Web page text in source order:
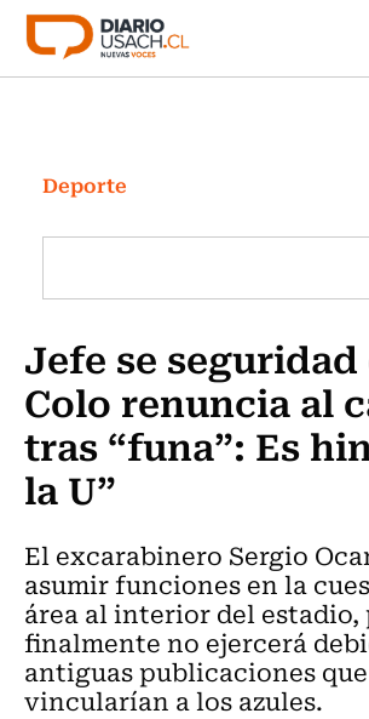
Click acá para ir directamente al
Investigación
Cultura
Programas Radio y TV Usach
Deporte
Jefe se
Colo renuncia al
tras “funa”: Es
la U”
El excarabinero Sergio
asumir funciones en la
área al interior del estadio,
finalmente no ejercerá
antiguas publicaciones
vincularían a los azules.